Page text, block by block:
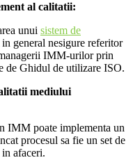
al calitatii:
unui sistem de
general nesigure referitor
IMM-urilor prin
de Ghidul de utilizare ISO.
mediului
IMM poate implementa un
procesul sa fie un set de
afaceri.